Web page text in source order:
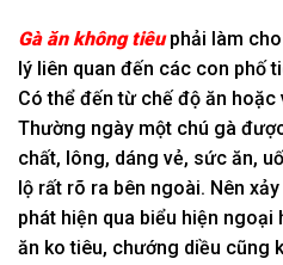
Gà ănkhôngtiêuphải làm cho
lý liên quan đến các con phố
Có thể đến từchế độ ăn hoặc
Thường ngày một chú gà
chất, lông, dáng vẻ, sức ăn,
lộ rất rõ ra bên ngoài. Nên xảy
phát hiện qua biểu hiện ngoại
ăn ko tiêu, chướng diều cũng